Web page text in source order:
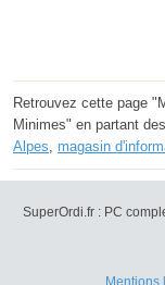
Retrouvez cette page
Minimes" en partant
Alpes, magasin
SuperOrdi.fr : PC
Mentions